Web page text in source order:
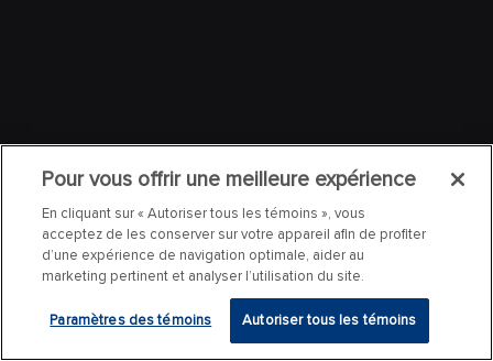
Pour vous offrir une meilleure expérience
En cliquant sur « Autoriser tous les témoins », vous
acceptez de les conserver sur votre appareil afin de profiter
d’une expérience de navigation optimale, aider au
marketing pertinent et analyser l’utilisation du site.
Paramètres des témoins Autoriser tous les témoins